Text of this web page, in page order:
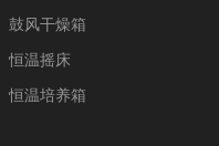
鼓风干燥箱
恒温摇床
恒温培养箱